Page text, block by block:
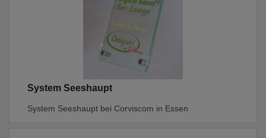
System Seeshaupt
System Seeshaupt bei Corviscom in Essen